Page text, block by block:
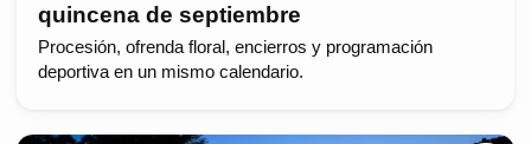
quincena de septiembre
Procesión, ofrenda floral, encierros y programación
deportiva en un mismo calendario.